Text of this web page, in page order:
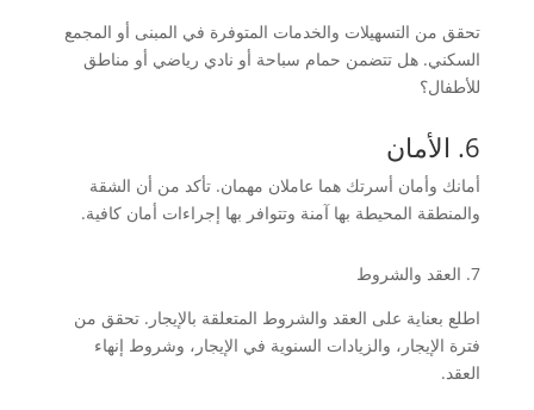
تحقق من التسهيلات والخدمات المتوفرة في المبنى أو المجمع
السكني. هل تتضمن حمام سباحة أو نادي رياضي أو مناطق
للأطفال؟
6. الأمان
أمانك وأمان أسرتك هما عاملان مهمان. تأكد من أن الشقة
والمنطقة المحيطة بها آمنة وتتوافر بها إجراءات أمان كافية.
7. العقد والشروط
اطلع بعناية على العقد والشروط المتعلقة بالإيجار. تحقق من
فترة الإيجار، والزيادات السنوية في الإيجار، وشروط إنهاء
العقد.